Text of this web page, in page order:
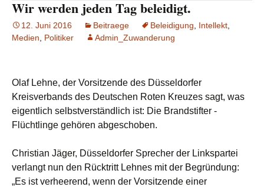
Wir werden jeden Tag beleidigt.
12. Juni 2016 Beitraege Beleidigung Intellekt
Medien
Politiker Admin_Zuwanderung
Olaf Lehne, der Vorsitzende des Düsseldorfer
Kreisverbands des Deutschen Roten Kreuzes sagt, was
eigentlich selbstverständlich ist: Die Brandstifter -
Flüchtlinge gehören abgeschoben.
Christian Jäger, Düsseldorfer Sprecher der Linkspartei
verlangt nun den Rücktritt Lehnes mit der Begründung:
„Es ist verheerend, wenn der Vorsitzende einer